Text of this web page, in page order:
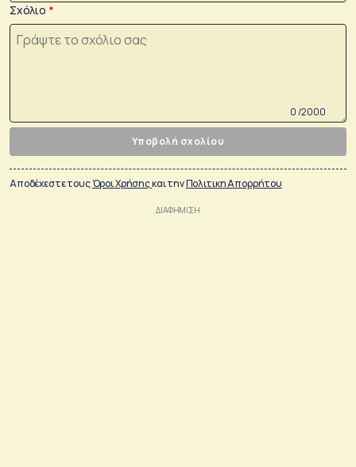
Σχόλιο
0 /2000
Υποβολή σχολίου
Αποδέχεστε τουςΌροι Χρήσηςκαι τηνΠολιτικη Απορρήτου